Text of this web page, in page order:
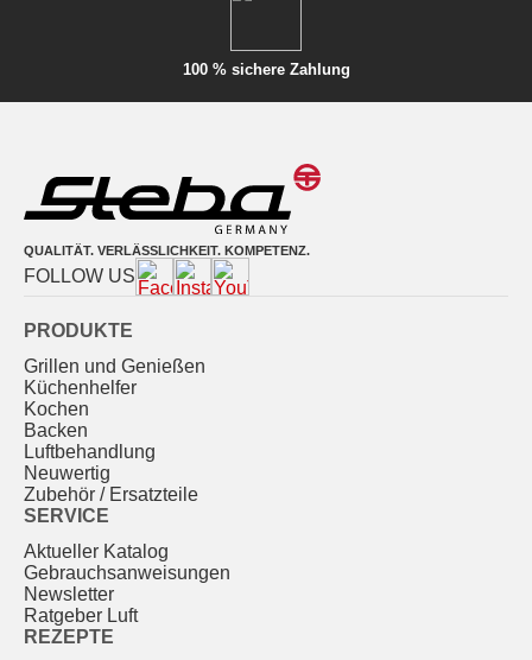
100 % sichere Zahlung
QUALITÄT. VERLÄSSLICHKEIT. KOMPETENZ.
FOLLOW US
PRODUKTE
Grillen und Genießen
Küchenhelfer
Kochen
Backen
Luftbehandlung
Neuwertig
Zubehör / Ersatzteile
SERVICE
Aktueller Katalog
Gebrauchs­anweisungen
Newsletter
Ratgeber Luft
REZEPTE